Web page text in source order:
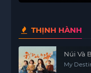
THỊNH HÀNH
Núi Và
My